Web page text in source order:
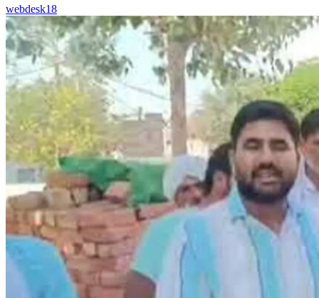
webdesk18